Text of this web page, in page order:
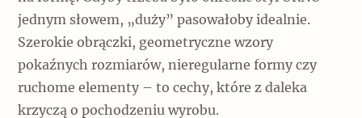
jednym słowem, „duży” pasowałoby idealnie.
Szerokie obrączki, geometryczne wzory
pokaźnych rozmiarów, nieregularne formy czy
ruchome elementy – to cechy, które z daleka
krzyczą o pochodzeniu wyrobu.